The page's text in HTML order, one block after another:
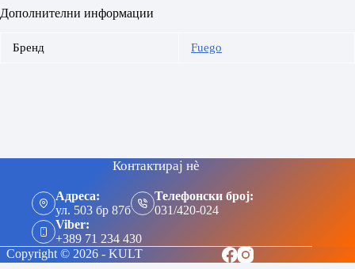
Дополнителни информации
Бренд Fuego
Контактирај нè
Адреса:
ул. 503 бр 87б
Телефонски број:
031/420-024
Viber:
+389 71 234 430
Copyright © 2026 - KULT